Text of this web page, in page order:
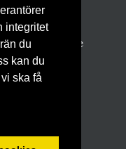
integritet
du
kan du
ska få
Skänninge